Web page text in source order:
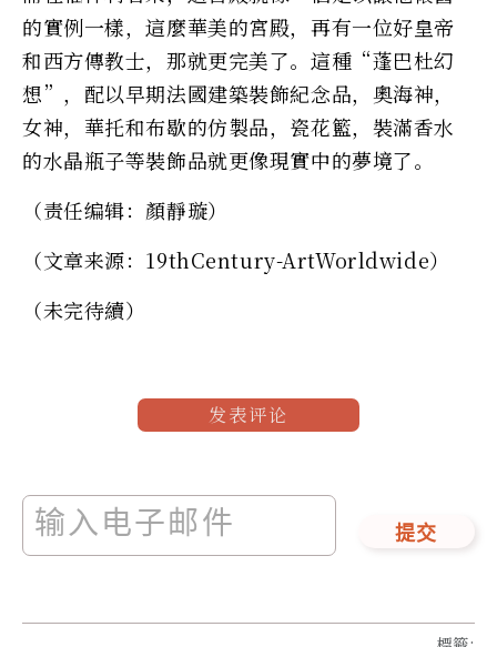
的實例一樣，這麼華美的宮殿，再有一位好皇帝
和西方傳教士，那就更完美了。這種“蓬巴杜幻
想”，配以早期法國建築裝飾紀念品，奧海神，
女神，華托和布歇的仿製品，瓷花籃，裝滿香水
的水晶瓶子等裝飾品就更像現實中的夢境了。
（责任编辑：顏靜璇）
（文章来源：19thCentury-ArtWorldwide）
（未完待續）
发表评论
提交